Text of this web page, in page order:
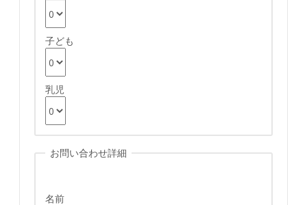
子ども
乳児
お問い合わせ詳細
名前